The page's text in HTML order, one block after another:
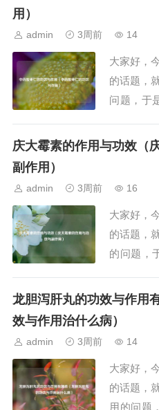
风散的功
用）
admin 3周前 14
大家好，
的话题，
问题，于
看吧。文
一、核心
庆大霉素的作用与功效（
副作用）
admin 3周前 16
大家好，
的话题，
的问题，
起看看吧
庆大霉素
抗生素，
龙胆泻肝丸的功效与作用
效与作用治什么病）
admin 3周前 14
大家好，
的话题，
用的问题